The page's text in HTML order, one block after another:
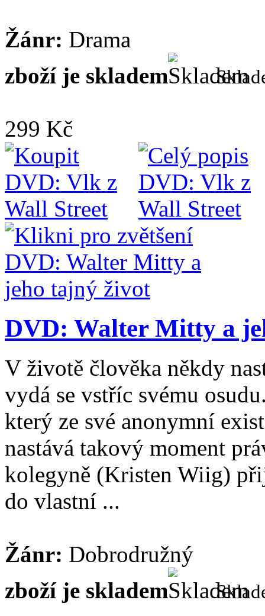
Žánr: Drama
zboží je skladem
299 Kč
DVD: Walter Mitty a
V životě člověka někdy
vydá se vstříc svému
který ze své anonymní
nastává takový moment
kolegyně (Kristen Wiig)
do vlastní ...
Žánr: Dobrodružný
zboží je skladem